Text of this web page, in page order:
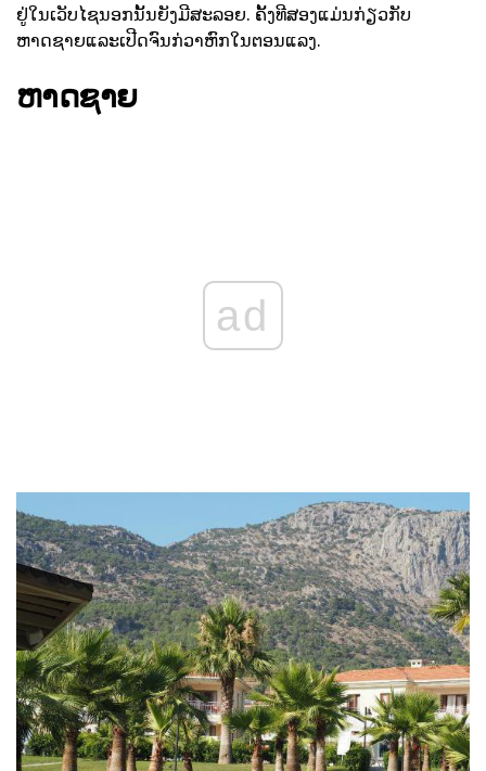
ຢູ່ໃນເວັບໄຊນອກນັ້ນຍັງມີສະລອຍ. ຄັ້ງທີສອງແມ່ນກ່ຽວກັບ
ຫາດຊາຍແລະເປີດຈົນກ່ວາຫົກໃນຕອນແລງ.
ຫາດຊາຍ
ad